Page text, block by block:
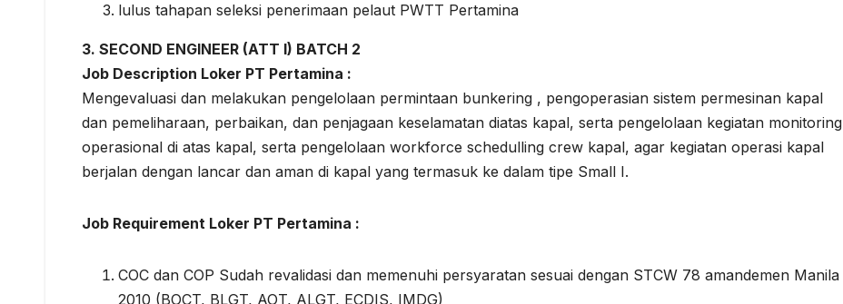
lulus tahapan seleksi penerimaan pelaut PWTT Pertamina
3. SECOND ENGINEER (ATT I) BATCH 2
Job Description Loker PT Pertamina :
Mengevaluasi dan melakukan pengelolaan permintaan bunkering , pengoperasian sistem permesinan kapal
dan pemeliharaan, perbaikan, dan penjagaan keselamatan diatas kapal, serta pengelolaan kegiatan monitoring
operasional di atas kapal, serta pengelolaan workforce schedulling crew kapal, agar kegiatan operasi kapal
berjalan dengan lancar dan aman di kapal yang termasuk ke dalam tipe Small I.
Job Requirement Loker PT Pertamina :
COC dan COP Sudah revalidasi dan memenuhi persyaratan sesuai dengan STCW 78 amandemen Manila
2010 (BOCT, BLGT, AOT, ALGT, ECDIS, IMDG)